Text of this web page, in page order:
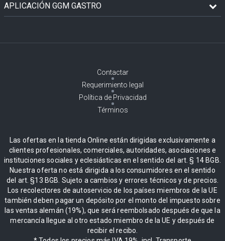
APLICACIÓN GGM GASTRO
Contactar
Requerimiento legal
Política de Privacidad
Términos
Las ofertas en la tienda Online están dirigidas exclusivamente a
clientes profesionales, comerciales, autoridades, asociaciones e
instituciones sociales y eclesiásticas en el sentido del art. § 14 BGB.
Nuestra oferta no está dirigida a los consumidores en el sentido
del art. §13 BGB. Sujeto a cambios y errores técnicos y de precios.
Los recolectores de autoservicio de los países miembros de la UE
también deben pagar un depósito por el monto del impuesto sobre
las ventas alemán (19%), que será reembolsado después de que la
mercancía llegue al otro estado miembro de la UE y después de
recibir el recibo.